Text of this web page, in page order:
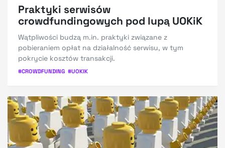
Praktyki serwisów
crowdfundingowych pod lupą UOKiK
Wątpliwości budzą m.in. praktyki związane z
pobieraniem opłat na działalność serwisu, w tym
pokrycie kosztów transakcji.
#CROWDFUNDING #UOKIK